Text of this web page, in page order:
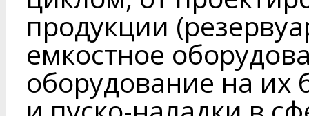
продукции
емкостное
оборудование на их